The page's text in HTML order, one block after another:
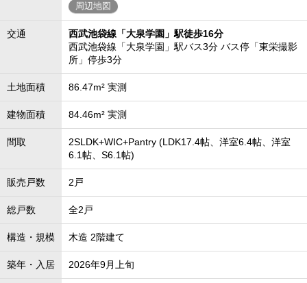
周辺地図
交通
西武池袋線「大泉学園」駅徒歩16分
西武池袋線「大泉学園」駅バス3分 バス停「東栄撮影
所」停歩3分
土地面積 86.47m² 実測
建物面積 84.46m² 実測
間取
2SLDK+WIC+Pantry (LDK17.4帖、洋室6.4帖、洋室
6.1帖、S6.1帖)
販売戸数 2戸
総戸数 全2戸
構造・規模 木造 2階建て
築年・入居 2026年9月上旬